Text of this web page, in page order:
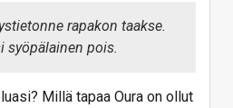
rapakon taakse.
syöpälainen pois.
Millä tapaa Oura on ollut